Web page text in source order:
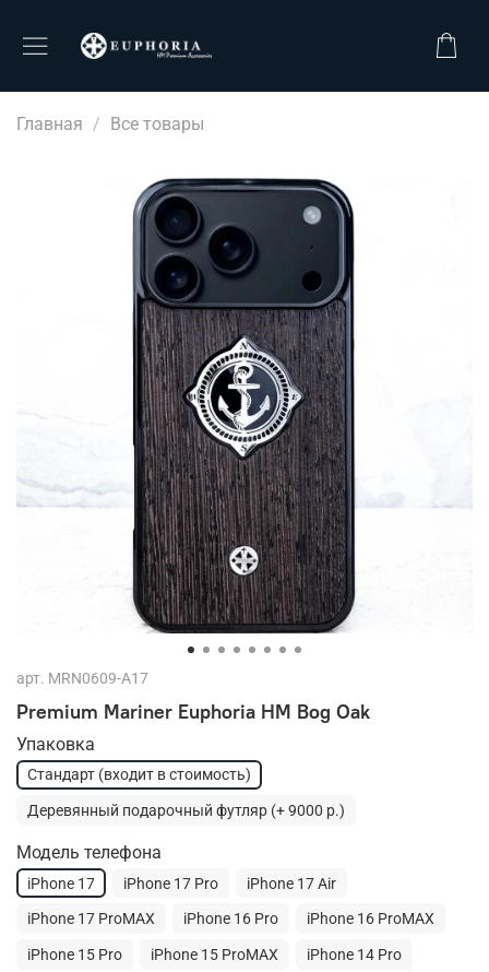
Главная Все товары
арт. MRN0609-A17
Premium Mariner Euphoria HM Bog Oak
Упаковка
Стандарт (входит в стоимость)
Деревянный подарочный футляр (+ 9000 р.)
Модель телефона
iPhone 17 iPhone 17 Pro iPhone 17 Air
iPhone 17 ProMAX iPhone 16 Pro iPhone 16 ProMAX
iPhone 15 Pro iPhone 15 ProMAX iPhone 14 Pro